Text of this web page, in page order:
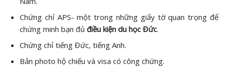
Chứng chỉ APS- một trong những giấy tờ quan trọng để
chứng minh bạn đủ điều kiện du học Đức.
Chứng chỉ tiếng Đức, tiếng Anh.
Bản photo hộ chiếu và visa có công chứng.